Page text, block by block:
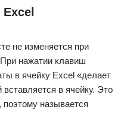
не изменяется при
нажатии клавиш
в ячейку Excel «делает
в ячейку. Это
поэтому называется